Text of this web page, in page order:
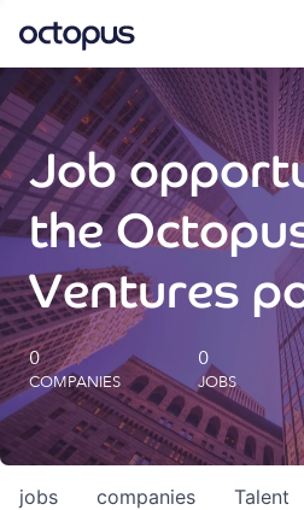
What we do
How we do it
Our impact
Future Generations Reports
Octopus Giving
Careers
Job
the
Ventures
0
COMPANIES
0
JOBS
jobs companies Talent